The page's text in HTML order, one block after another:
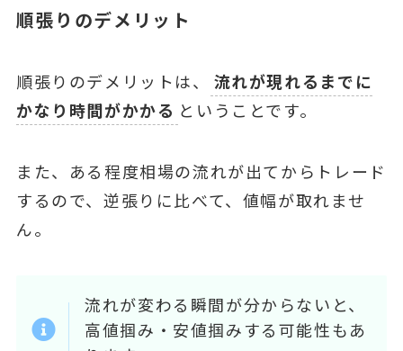
順張りのデメリット
順張りのデメリットは、
流れが現れるまでに
かなり時間がかかる ということです。
また、ある程度相場の流れが出てからトレード
するので、逆張りに比べて、値幅が取れませ
ん。
流れが変わる瞬間が分からないと、
高値掴み・安値掴みする可能性もあ